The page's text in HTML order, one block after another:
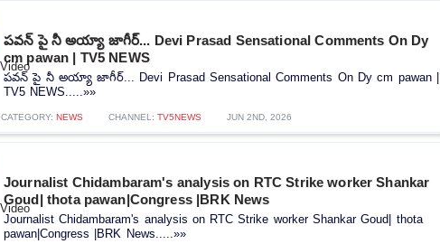
పవన్ పై నీ అయ్యా జాగీర్... Devi Prasad Sensational Comments On Dy
cm pawan | TV5 NEWS
పవన్ పై నీ అయ్యా జాగీర్... Devi Prasad Sensational Comments On Dy cm pawan |
TV5 NEWS.....»»
CATEGORY: NEWS CHANNEL: TV5NEWS JUN 2ND, 2026
Journalist Chidambaram's analysis on RTC Strike worker Shankar
Goud| thota pawan|Congress |BRK News
Journalist Chidambaram's analysis on RTC Strike worker Shankar Goud| thota
pawan|Congress |BRK News.....»»